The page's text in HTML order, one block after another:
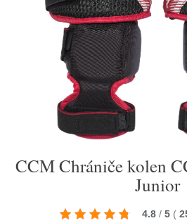
CCM Chrániče kolen
Junior
4.8 / 5 (